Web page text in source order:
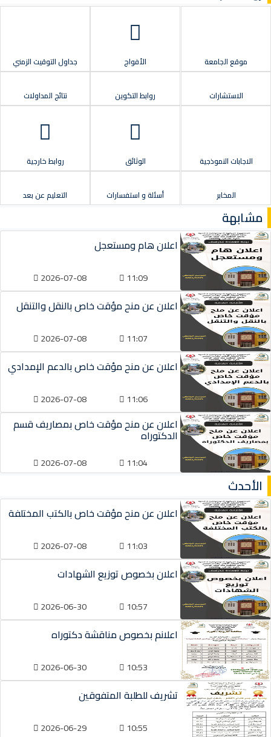
موقع الجامعة الأفواج جداول التوقيت الزمني
الاستشارات روابط التكوين نتائج المداولات
الاجابات النموذجية الوثائق روابط خارجية
المخابر أسئلة و استفسارات التعليم عن بعد
مشابهة
اعلان هام ومستعجل
11:09
2026-07-08
اعلان عن منح مؤقت خاص بالنقل والتنقل
11:07
2026-07-08
اعلان عن منح مؤقت خاص بالدعم الإمدادي
11:06
2026-07-08
اعلان عن منح مؤقت خاص بمصاريف قسم
الدكتوراه
11:04
2026-07-08
الأحدث
اعلان عن منح مؤقت خاص بالكتب المختلفة
11:03
2026-07-08
اعلان بخصوص توزيع الشهادات
10:57
2026-06-30
اعلانم بخصوص مناقشة دكتوراه
10:53
2026-06-30
تشريف للطلبة المتفوقين
10:55
2026-06-29